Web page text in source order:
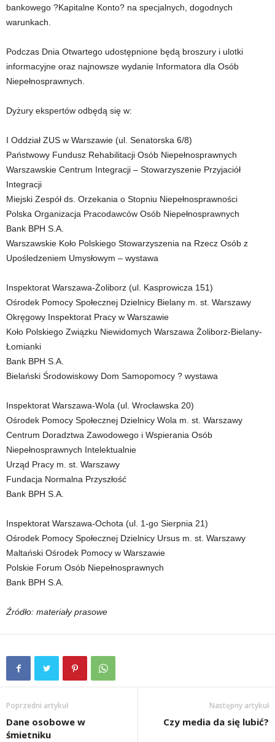
bankowego ?Kapitalne Konto? na specjalnych, dogodnych
warunkach.
Podczas Dnia Otwartego udostępnione będą broszury i ulotki
informacyjne oraz najnowsze wydanie Informatora dla Osób
Niepełnosprawnych.
Dyżury ekspertów odbędą się w:
I Oddział ZUS w Warszawie (ul. Senatorska 6/8)
Państwowy Fundusz Rehabilitacji Osób Niepełnosprawnych
Warszawskie Centrum Integracji – Stowarzyszenie Przyjaciół
Integracji
Miejski Zespół ds. Orzekania o Stopniu Niepełnosprawności
Polska Organizacja Pracodawców Osób Niepełnosprawnych
Bank BPH S.A.
Warszawskie Koło Polskiego Stowarzyszenia na Rzecz Osób z
Upośledzeniem Umysłowym – wystawa
Inspektorat Warszawa-Żoliborz (ul. Kasprowicza 151)
Ośrodek Pomocy Społecznej Dzielnicy Bielany m. st. Warszawy
Okręgowy Inspektorat Pracy w Warszawie
Koło Polskiego Związku Niewidomych Warszawa Żoliborz-Bielany-
Łomianki
Bank BPH S.A.
Bielański Środowiskowy Dom Samopomocy ? wystawa
Inspektorat Warszawa-Wola (ul. Wrocławska 20)
Ośrodek Pomocy Społecznej Dzielnicy Wola m. st. Warszawy
Centrum Doradztwa Zawodowego i Wspierania Osób
Niepełnosprawnych Intelektualnie
Urząd Pracy m. st. Warszawy
Fundacja Normalna Przyszłość
Bank BPH S.A.
Inspektorat Warszawa-Ochota (ul. 1-go Sierpnia 21)
Ośrodek Pomocy Społecznej Dzielnicy Ursus m. st. Warszawy
Maltański Ośrodek Pomocy w Warszawie
Polskie Forum Osób Niepełnosprawnych
Bank BPH S.A.
Źródło: materiały prasowe
Poprzedni artykuł
Dane osobowe w
śmietniku
Następny artykuł
Czy media da się lubić?